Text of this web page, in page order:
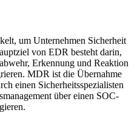
um Unternehmen Sicherheit
von EDR besteht darin,
Erkennung und Reaktion
MDR ist die Übernahme
einen Sicherheitsspezialisten
über einen SOC-